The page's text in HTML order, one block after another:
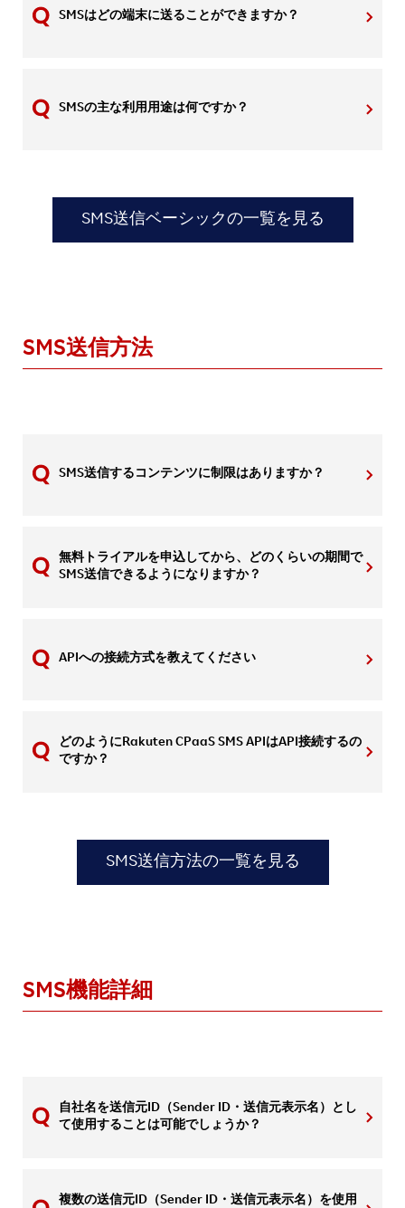
SMSはどの端末に送ることができますか？
SMSの主な利用用途は何ですか？
SMS送信ベーシックの一覧を見る
SMS送信方法
SMS送信するコンテンツに制限はありますか？
無料トライアルを申込してから、どのくらいの期間で
SMS送信できるようになりますか？
APIへの接続方式を教えてください
どのようにRakuten CPaaS SMS APIはAPI接続するの
ですか？
SMS送信方法の一覧を見る
SMS機能詳細
自社名を送信元ID（Sender ID・送信元表示名）とし
て使用することは可能でしょうか？
複数の送信元ID（Sender ID・送信元表示名）を使用